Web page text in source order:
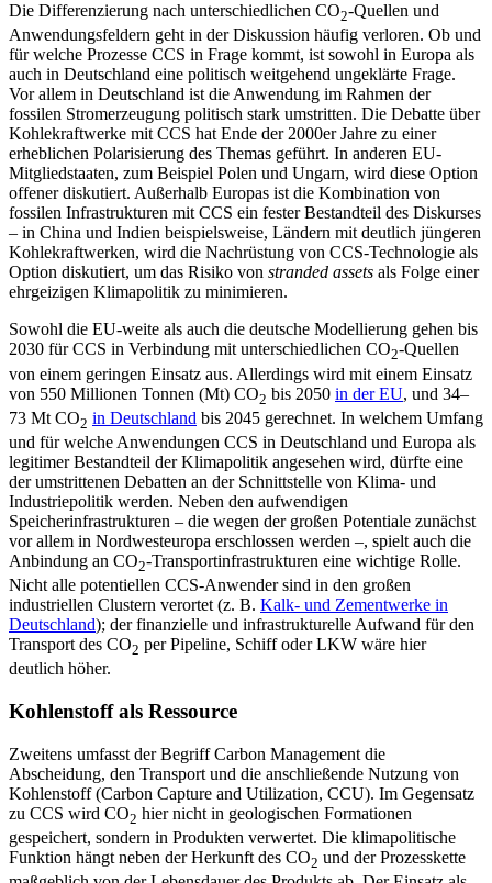
Die Differenzierung nach unterschied­lichen CO2-Quellen und
Anwendungs­feldern geht in der Diskussion häufig ver­loren. Ob und
für welche Prozesse CCS in Frage kommt, ist sowohl in Europa als
auch in Deutschland eine politisch weitgehend un­geklärte Frage.
Vor allem in Deutschland ist die Anwendung im Rahmen der
fossilen Stromerzeugung politisch stark umstritten. Die Debatte über
Kohlekraftwerke mit CCS hat Ende der 2000er Jahre zu einer
erheb­lichen Polarisierung des Themas geführt. In anderen EU-
Mitgliedstaaten, zum Beispiel Polen und Ungarn, wird diese Option
offener diskutiert. Außerhalb Europas ist die Kom­bi­nation von
fossilen Infrastrukturen mit CCS ein fester Bestandteil des Diskurses
– in China und Indien beispielsweise, Ländern mit deutlich jüngeren
Kohlekraftwerken, wird die Nachrüstung von CCS-Technologie als
Option diskutiert, um das Risiko von stranded assets als Folge einer
ehrgeizigen Klimapolitik zu minimieren.
Sowohl die EU-weite als auch die deutsche Modellierung gehen bis
2030 für CCS in Verbindung mit unterschiedlichen CO2-Quellen
von einem geringen Einsatz aus. Allerdings wird mit einem Einsatz
von 550 Millionen Tonnen (Mt) CO2 bis 2050 in der EU, und 34–
73 Mt CO2 in Deutschland bis 2045 gerechnet. In welchem Umfang
und für welche Anwendungen CCS in Deutschland und Europa als
legitimer Be­standteil der Klimapolitik angesehen wird, dürfte eine
der umstrittenen Debatten an der Schnittstelle von Klima- und
Industrie­politik werden. Neben den aufwendigen
Speicherinfrastrukturen – die wegen der großen Potentiale zunächst
vor allem in Nordwesteuropa erschlossen werden –, spielt auch die
Anbindung an CO2-Trans­portinfrastrukturen eine wichtige Rolle.
Nicht alle potentiellen CCS-Anwender sind in den großen
industriellen Clustern ver­ortet (z. B. Kalk- und Zementwerke in
Deutschland); der finanzielle und infra­strukturelle Aufwand für den
Transport des CO2 per Pipeline, Schiff oder LKW wäre hier
deutlich höher.
Kohlenstoff als Ressource
Zweitens umfasst der Begriff Carbon Management die
Abscheidung, den Trans­port und die anschließende Nutzung von
Kohlenstoff (Carbon Capture and Utiliza­tion, CCU). Im Gegensatz
zu CCS wird CO2 hier nicht in geologischen Formationen
gespeichert, sondern in Produkten ver­wertet. Die klimapolitische
Funktion hängt neben der Herkunft des CO2 und der Pro­zesskette